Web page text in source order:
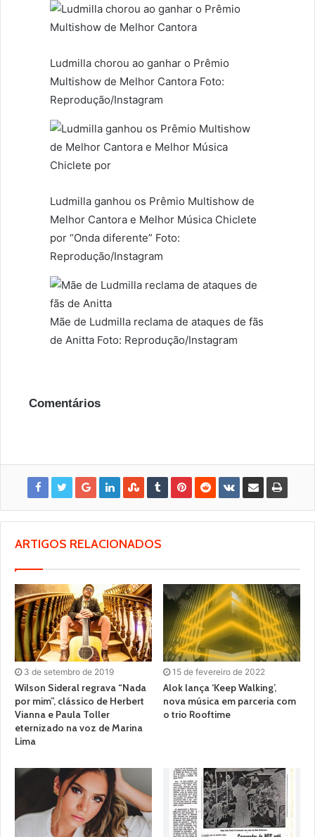
Ludmilla chorou ao ganhar o Prêmio
Multishow de Melhor Cantora Foto:
Reprodução/Instagram
Ludmilla ganhou os Prêmio Multishow de
Melhor Cantora e Melhor Música Chiclete
por “Onda diferente” Foto:
Reprodução/Instagram
Mãe de Ludmilla reclama de ataques de fãs
de Anitta Foto: Reprodução/Instagram
Comentários
ARTIGOS RELACIONADOS
3 de setembro de 2019
Wilson Sideral regrava “Nada
por mim”, clássico de Herbert
Vianna e Paula Toller
eternizado na voz de Marina
Lima
15 de fevereiro de 2022
Alok lança ‘Keep Walking’,
nova música em parceria com
o trio Rooftime